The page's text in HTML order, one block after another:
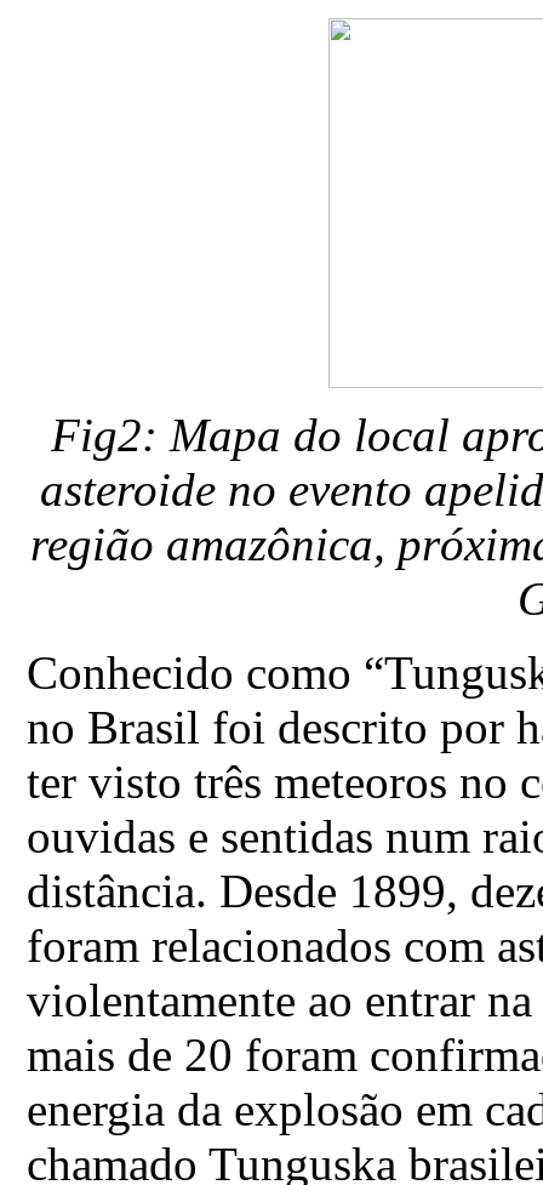
Fig2: Mapa do local
asteroide no evento
região amazônica,
Conhecido como
no Brasil foi descrito por
ter visto três meteoros no
ouvidas e sentidas num
distância. Desde 1899,
foram relacionados com
violentamente ao entrar
mais de 20 foram
energia da explosão em
chamado Tunguska